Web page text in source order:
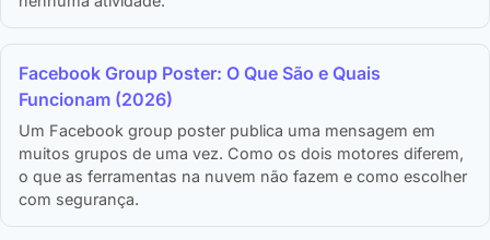
Facebook Group Poster: O Que São e Quais
Funcionam (2026)
Um Facebook group poster publica uma mensagem em
muitos grupos de uma vez. Como os dois motores diferem,
o que as ferramentas na nuvem não fazem e como escolher
com segurança.